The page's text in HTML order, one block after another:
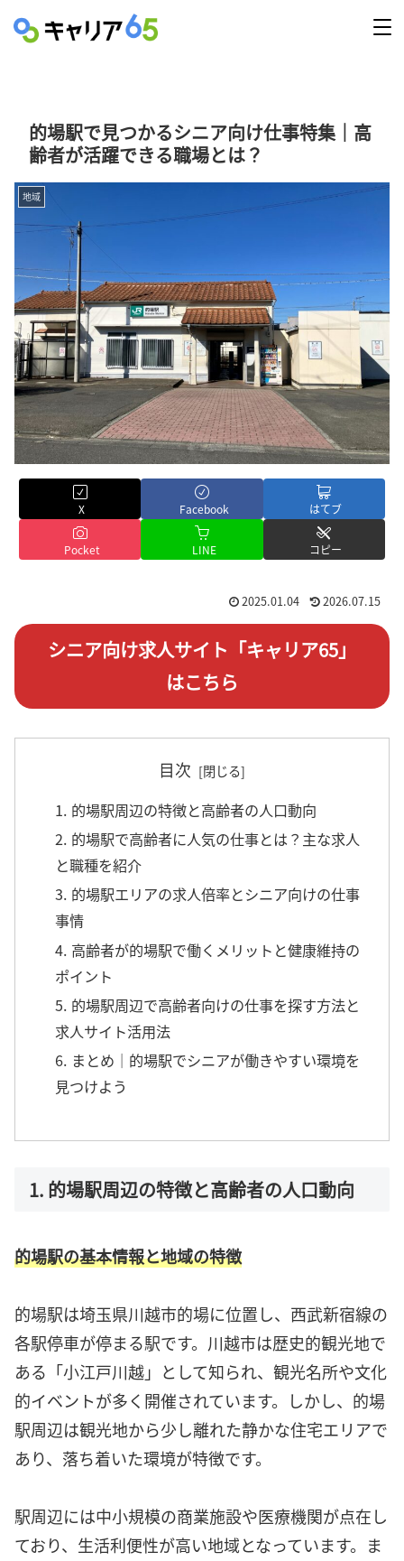
的場駅で見つかるシニア向け仕事特集｜高
齢者が活躍できる職場とは？
地域
X Facebook はてブ
Pocket LINE コピー
2025.01.04 2026.07.15
シニア向け求人サイト「キャリア65」
はこちら
目次
1. 的場駅周辺の特徴と高齢者の人口動向
2. 的場駅で高齢者に人気の仕事とは？主な求人
と職種を紹介
3. 的場駅エリアの求人倍率とシニア向けの仕事
事情
4. 高齢者が的場駅で働くメリットと健康維持の
ポイント
5. 的場駅周辺で高齢者向けの仕事を探す方法と
求人サイト活用法
6. まとめ｜的場駅でシニアが働きやすい環境を
見つけよう
1. 的場駅周辺の特徴と高齢者の人口動向
的場駅の基本情報と地域の特徴
的場駅は埼玉県川越市的場に位置し、西武新宿線の
各駅停車が停まる駅です。川越市は歴史的観光地で
ある「小江戸川越」として知られ、観光名所や文化
的イベントが多く開催されています。しかし、的場
駅周辺は観光地から少し離れた静かな住宅エリアで
あり、落ち着いた環境が特徴です。
駅周辺には中小規模の商業施設や医療機関が点在し
ており、生活利便性が高い地域となっています。ま